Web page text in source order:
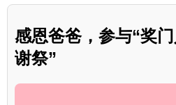
感恩爸爸，参与“奖
谢祭”